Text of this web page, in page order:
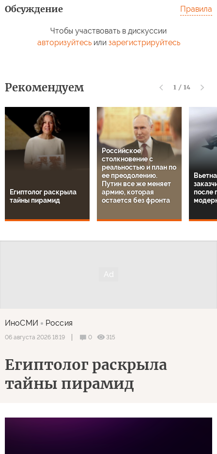
Обсуждение Правила
Чтобы участвовать в дискуссии
авторизуйтесьили зарегистрируйтесь
Рекомендуем 1 / 14
Египтолог раскрыла
тайны пирамид
Российское
столкновение с
реальностью и план по
ее преодолению.
Путин все же меняет
армию, которая
остается без фронта
после
ИноСМИ Россия
06 августа 2026 18:19 0 315
Египтолог раскрыла
тайны пирамид